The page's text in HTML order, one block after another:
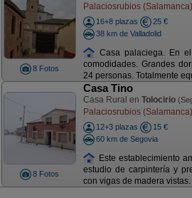
8 Fotos
Palaciosrubios (Salamanca)
16+8 plazas
25 €
38 km de Valladolid
Casa palaciega. En
comodidades. Grandes
24 personas. Totalmente
8 Fotos
Casa Tino
Casa Rural en Tolocirio
Palaciosrubios (Salamanca)
12+3 plazas
15 €
60 km de Segovia
Este establecimiento
estudio de carpintería y
con vigas de madera vistas.